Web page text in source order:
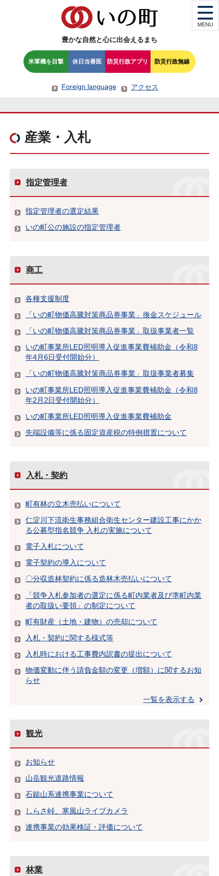
豊かな自然と心に出会えるまち
米軍機を目撃 休日当番医 防災行政アプリ 防災行政無線
Foreign language アクセス
MENU
産業・入札
指定管理者
指定管理者の選定結果
いの町公の施設の指定管理者
商工
各種支援制度
「いの町物価高騰対策商品券事業」換金スケジュール
「いの町物価高騰対策商品券事業」取扱事業者一覧
いの町事業所LED照明導入促進事業費補助金（令和8
年4月6日受付開始分）
「いの町物価高騰対策商品券事業」取扱事業者募集
いの町事業所LED照明導入促進事業費補助金（令和8
年2月2日受付開始分）
いの町事業所LED照明導入促進事業費補助金
先端設備等に係る固定資産税の特例措置について
入札・契約
町有林の立木売払いについて
仁淀川下流衛生事務組合衛生センター建設工事にかか
る公募型指名競争 入札の実施について
電子入札について
電子契約の導入について
〇分収造林契約に係る造林木売払いについて
「競争入札参加者の選定に係る町内業者及び準町内業
者の取扱い要領」の制定について
町有財産（土地・建物）の売却について
入札・契約に関する様式等
入札時における工事費内訳書の提出について
物価変動に伴う請負金額の変更（増額）に関するお知
らせ
一覧を表示する
観光
お知らせ
山岳観光道路情報
石鎚山系連携事業について
しらさ峠、寒風山ライブカメラ
連携事業の効果検証・評価について
林業